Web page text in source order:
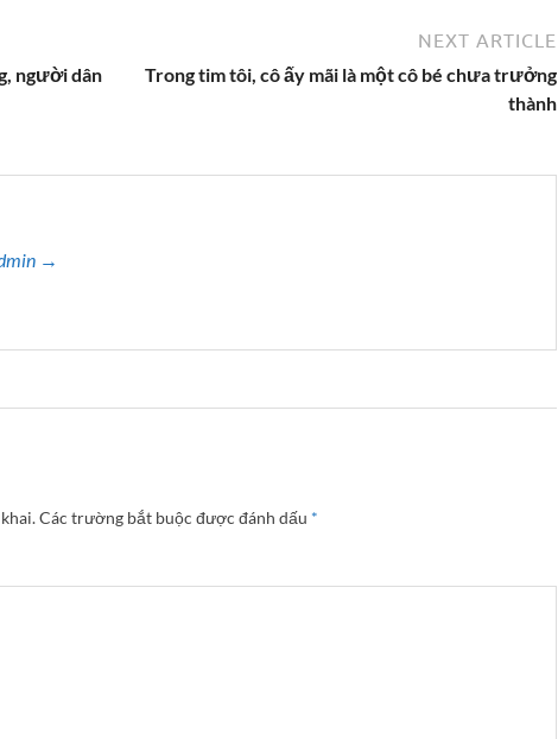
người dân
NEXT ARTICLE
Trong tim tôi, cô ấy mãi là một cô bé chưa trưởng
thành
→
Các trường bắt buộc được đánh dấu *